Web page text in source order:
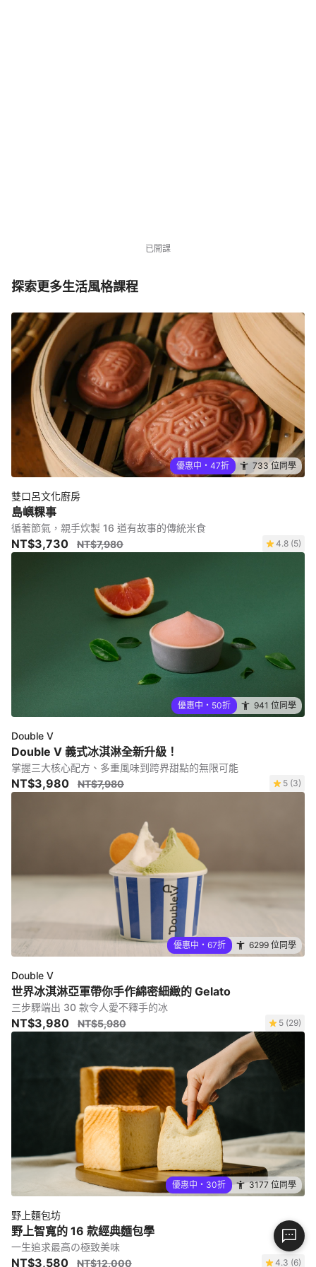
已開課
探索更多生活風格課程
優惠中・47折 733 位同學
雙口呂文化廚房
島嶼粿事
循著節氣，親手炊製 16 道有故事的傳統米食
NT$3,730 NT$7,980 4.8 (5)
優惠中・50折 941 位同學
Double V
Double V 義式冰淇淋全新升級！
掌握三大核心配方、多重風味到跨界甜點的無限可能
NT$3,980 NT$7,980 5 (3)
優惠中・67折 6299 位同學
Double V
世界冰淇淋亞軍帶你手作綿密細緻的 Gelato
三步驟端出 30 款令人愛不釋手的冰
NT$3,980 NT$5,980 5 (29)
優惠中・30折 3177 位同學
野上麵包坊
野上智寬的 16 款經典麵包學
一生追求最高の極致美味
NT$3,580 NT$12,000 4.3 (6)